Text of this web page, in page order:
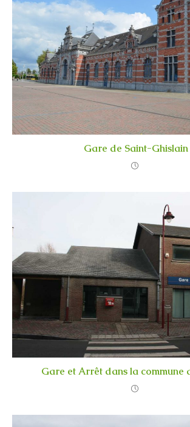
Gare de Saint-Ghislain
Gare et Arrêt dans la commune